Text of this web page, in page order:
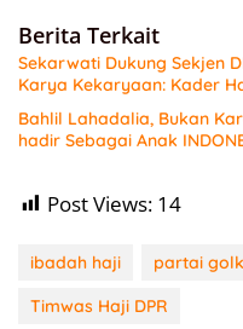
Berita Terkait
Sekarwati Dukung Sekjen
Karya Kekaryaan: Kader
Bahlil Lahadalia, Bukan
hadir Sebagai Anak
Post Views: 14
ibadah haji partai
Timwas Haji DPR